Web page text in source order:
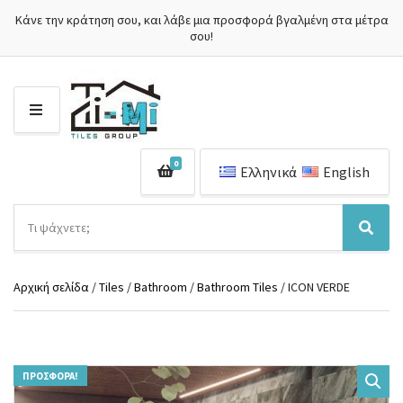
Κάνε την κράτηση σου, και λάβε μια προσφορά βγαλμένη στα μέτρα
σου!
Μ
Ε
ν
μ
α
τ
γ
α
ή
ρ
Α
ν
ή
σ
η
0 Ελληνικά English
Αρχική σελίδα /Tiles /Bathroom /Bathroom Tiles / ICON VERDE
ΠΡΟΣΦΟΡΆ!